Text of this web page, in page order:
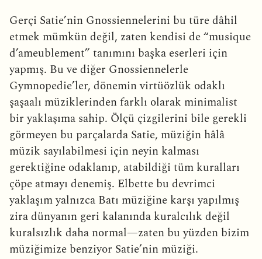
Gerçi Satie’nin Gnossiennelerini bu türe dâhil
etmek mümkün değil, zaten kendisi de “musique
d’ameublement” tanımını başka eserleri için
yapmış. Bu ve diğer Gnossiennelerle
Gymnopedie’ler, dönemin virtüözlük odaklı
şaşaalı müziklerinden farklı olarak minimalist
bir yaklaşıma sahip. Ölçü çizgilerini bile gerekli
görmeyen bu parçalarda Satie, müziğin hâlâ
müzik sayılabilmesi için neyin kalması
gerektiğine odaklanıp, atabildiği tüm kuralları
çöpe atmayı denemiş. Elbette bu devrimci
yaklaşım yalnızca Batı müziğine karşı yapılmış
zira dünyanın geri kalanında kuralcılık değil
kuralsızlık daha normal—zaten bu yüzden bizim
müziğimize benziyor Satie’nin müziği.